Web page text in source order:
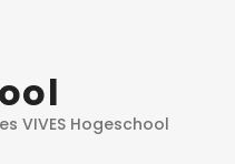
VIVES Hogeschool